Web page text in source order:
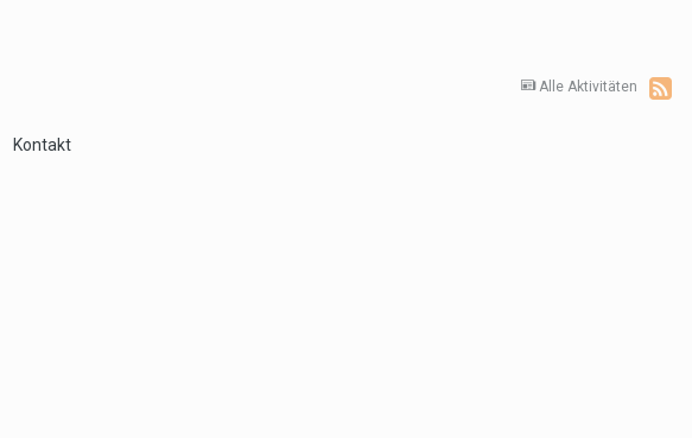
Alle Aktivitäten
Kontakt